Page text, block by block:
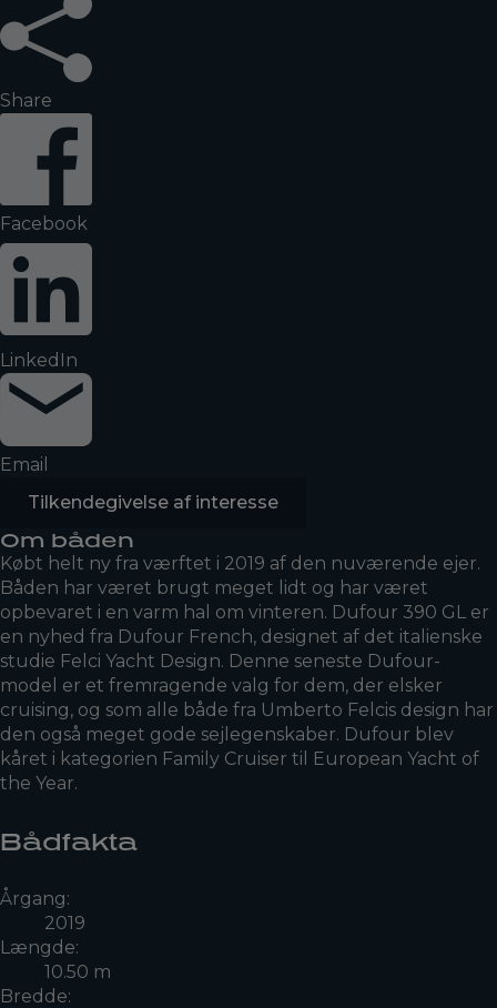
Share
Facebook
LinkedIn
Email
Tilkendegivelse af interesse
Om båden
Købt helt ny fra værftet i 2019 af den nuværende ejer.
Båden har været brugt meget lidt og har været
opbevaret i en varm hal om vinteren. Dufour 390 GL er
en nyhed fra Dufour French, designet af det italienske
studie Felci Yacht Design. Denne seneste Dufour-
model er et fremragende valg for dem, der elsker
cruising, og som alle både fra Umberto Felcis design har
den også meget gode sejlegenskaber. Dufour blev
kåret i kategorien Family Cruiser til European Yacht of
the Year.
Bådfakta
Årgang:
2019
Længde:
10.50 m
Bredde: